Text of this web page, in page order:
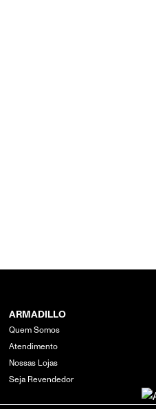
ARMADILLO
Quem Somos
Atendimento
Nossas Lojas
Seja Revendedor